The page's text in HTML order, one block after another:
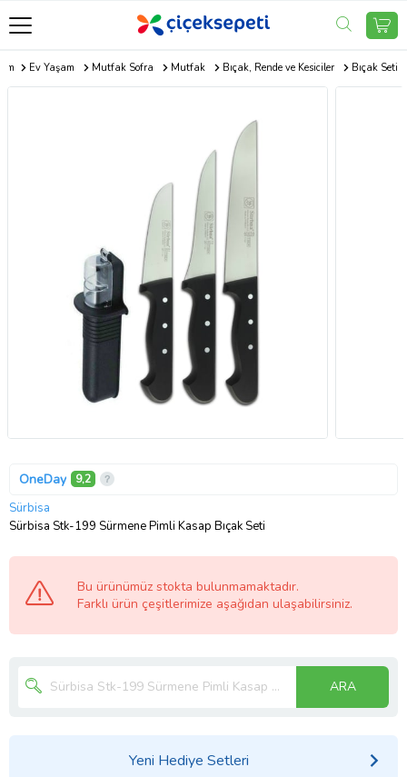
Ev Yaşam Mutfak Sofra Mutfak Bıçak, Rende ve Kesiciler Bıçak Seti
OneDay 9,2
Sürbisa
Sürbisa Stk-199 Sürmene Pimli Kasap Bıçak Seti
Bu ürünümüz stokta bulunmamaktadır.
Farklı ürün çeşitlerimize aşağıdan ulaşabilirsiniz.
ARA
Yeni Hediye Setleri